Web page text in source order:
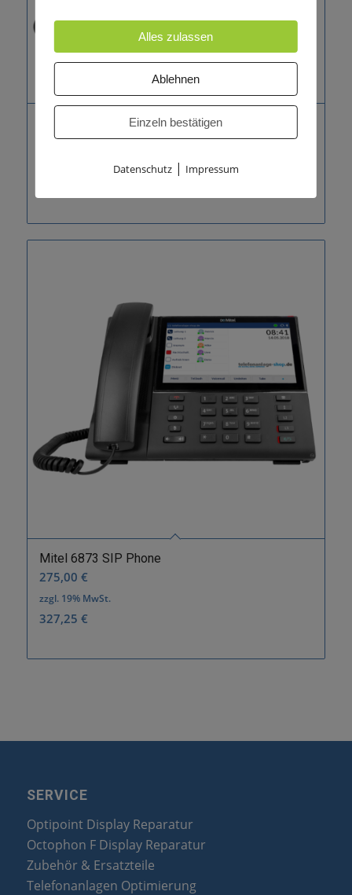
Mitel 6869 SIP Phone
209,00€
Mitel 6873 SIP Phone
275,00 €
zzgl. 19% MwSt.
327,25 €
SERVICE
Optipoint Display Reparatur
Octophon F Display Reparatur
Zubehör & Ersatzteile
Telefonanlagen Optimierung
Alles zulassen
Ablehnen
Einzeln bestätigen
Datenschutz| Impressum